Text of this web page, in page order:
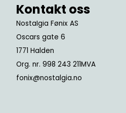
Kontakt oss
Nostalgia Fønix AS
Oscars gate 6
1771 Halden
Org. nr. 998 243 211MVA
fonix@nostalgia.no